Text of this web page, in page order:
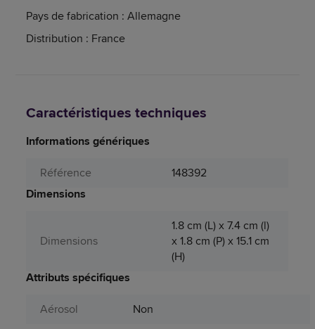
Pays de fabrication : Allemagne
Distribution : France
Caractéristiques techniques
Informations génériques
Référence
148392
Dimensions
Dimensions
1.8 cm (L) x 7.4 cm (l)
x 1.8 cm (P) x 15.1 cm
(H)
Attributs spécifiques
Aérosol
Non